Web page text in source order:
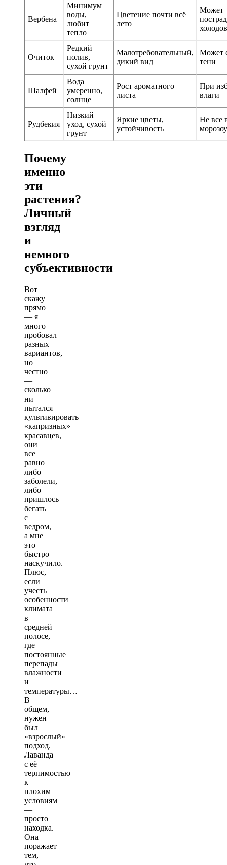
Вербена
Минимум
воды,
любит
тепло
Цветение почти всё
лето
Может
холодов
Очиток
Редкий
полив,
сухой грунт
Малотребовательный,
дикий вид
Может
тени
Шалфей
Вода
умеренно,
солнце
Рост ароматного
листа
При
влаги
Рудбекия
Низкий
уход, сухой
грунт
Яркие цветы,
устойчивость
Не все
Почему
именно
эти
растения?
Личный
взгляд
и
немного
субъективности
Вот
скажу
прямо
— я
много
пробовал
разных
вариантов,
но
честно
—
сколько
ни
пытался
культивировать
«капризных»
красавцев,
они
все
равно
либо
заболели,
либо
пришлось
бегать
с
ведром,
а мне
это
быстро
наскучило.
Плюс,
если
учесть
особенности
климата
в
средней
полосе,
где
постоянные
перепады
влажности
и
температуры…
В
общем,
нужен
был
«взрослый»
подход.
Лаванда
с её
терпимостью
к
плохим
условиям
—
просто
находка.
Она
поражает
тем,